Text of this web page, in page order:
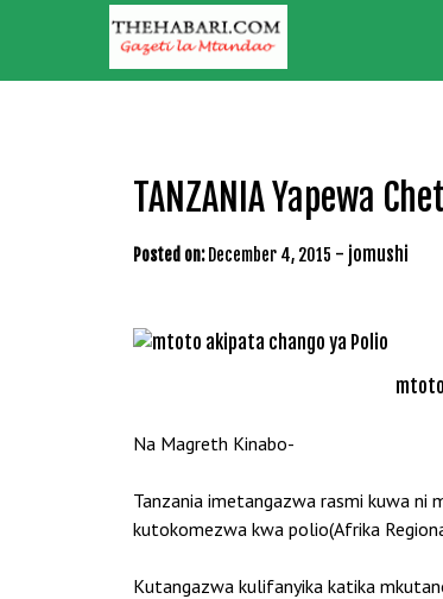
TANZANIA Yapewa
Posted on: December 4, 2015 - jomushi
Na Magreth Kinabo-
Tanzania imetangazwa rasmi kuwa ni
kutokomezwa kwa polio(Afrika
Kutangazwa kulifanyika katika